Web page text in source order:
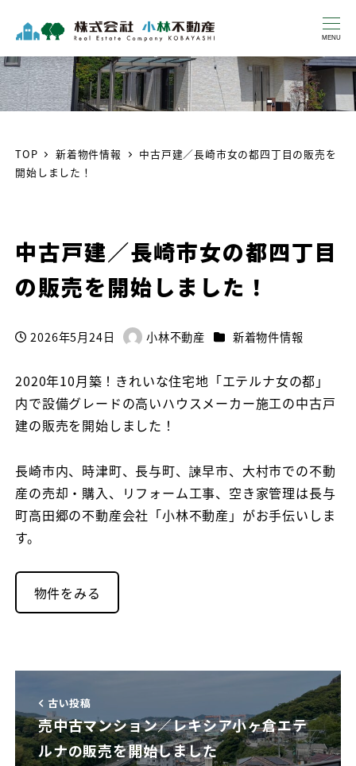
MENU
TOP 新着物件情報
中古戸建／長崎市女の都四丁目の販売を
開始しました！
中古戸建／長崎市女の都四丁目
の販売を開始しました！
投稿日
2026年5月24日
著
小林不動産 カテゴリー
新着物件情報
2020年10月築！きれいな住宅地「エテルナ女の都」
内で設備グレードの高いハウスメーカー施工の中古戸
建の販売を開始しました！
長崎市内、時津町、長与町、諫早市、大村市での不動
産の売却・購入、リフォーム工事、空き家管理は長与
町高田郷の不動産会社「小林不動産」がお手伝いしま
す。
物件をみる
古い投稿
売中古マンション／レキシア小ヶ倉エテ
ルナの販売を開始しました